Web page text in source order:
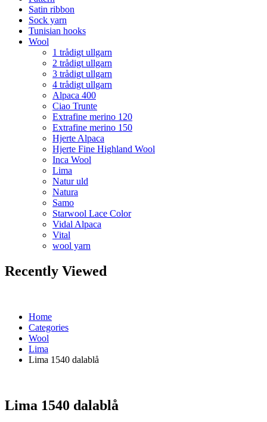
Satin ribbon
Sock yarn
Tunisian hooks
Wool
1 trådigt ullgarn
2 trådigt ullgarn
3 trådigt ullgarn
4 trådigt ullgarn
Alpaca 400
Ciao Trunte
Extrafine merino 120
Extrafine merino 150
Hjerte Alpaca
Hjerte Fine Highland Wool
Inca Wool
Lima
Natur uld
Natura
Samo
Starwool Lace Color
Vidal Alpaca
Vital
wool yarn
Recently Viewed
Home
Categories
Wool
Lima
Lima 1540 dalablå
Lima 1540 dalablå